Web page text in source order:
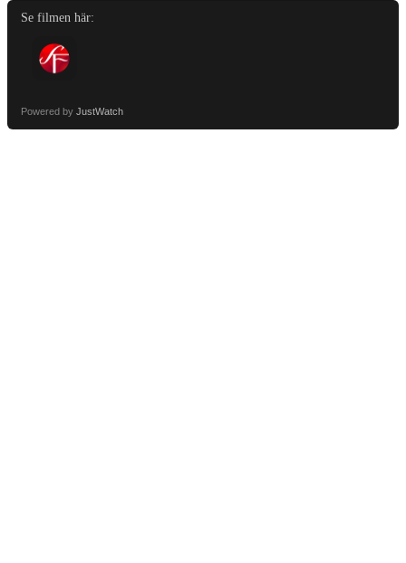
Se filmen här:
Powered by JustWatch